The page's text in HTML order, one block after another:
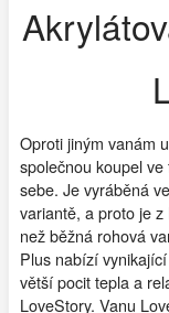
Oproti jiným vanám
společnou koupel
sebe. Je vyráběná
variantě, a proto je
než běžná rohová
Plus nabízí
větší pocit tepla a
LoveStory. Vanu